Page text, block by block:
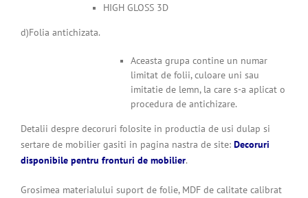
HIGH GLOSS 3D
d)Folia antichizata.
Aceasta grupa contine un numar
limitat de folii, culoare uni sau
imitatie de lemn, la care s-a aplicat o
procedura de antichizare.
Detalii despre decoruri folosite in productia de usi dulap si
sertare de mobilier gasiti in pagina nastra de site: Decoruri
disponibile pentru fronturi de mobilier.
Grosimea materialului suport de folie, MDF de calitate calibrat